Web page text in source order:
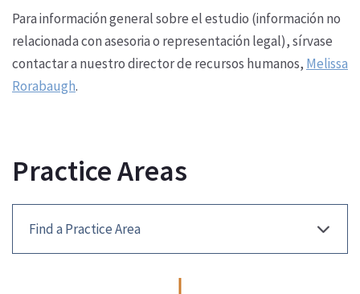
Para información general sobre el estudio (información no
relacionada con asesoria o representación legal), sírvase
contactar a nuestro director de recursos humanos, Melissa
Rorabaugh.
Practice Areas